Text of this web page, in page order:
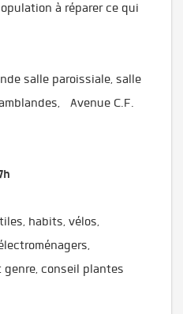
à réparer ce qui
salle paroissiale, salle
Avenue C.F.
habits, vélos,
conseil plantes